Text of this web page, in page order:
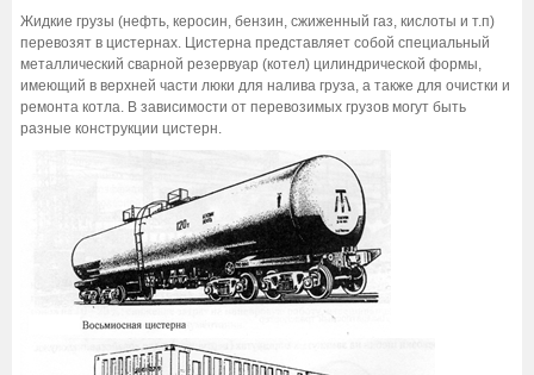
Жидкие грузы (нефть, керосин, бензин, сжиженный газ, кислоты и т.п)
перевозят в цистернах. Цистерна представляет собой специальный
металлический сварной резервуар (котел) цилиндрической формы,
имеющий в верхней части люки для налива груза, а также для очистки и
ремонта котла. В зависимости от перевозимых грузов могут быть
разные конструкции цистерн.